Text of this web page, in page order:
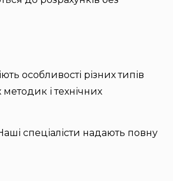
особливості різних типів
і технічних
спеціалісти надають повну